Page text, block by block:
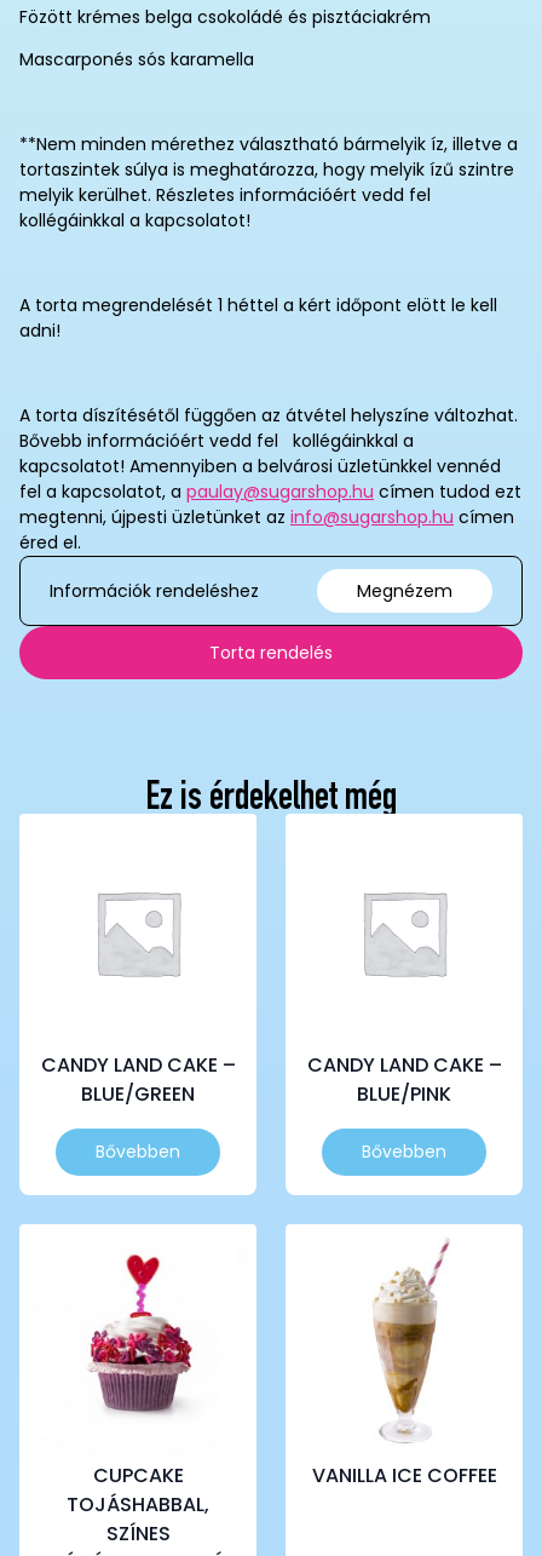
Fözött krémes belga csokoládé és pisztáciakrém
Mascarponés sós karamella
**Nem minden mérethez választható bármelyik íz, illetve a
tortaszintek súlya is meghatározza, hogy melyik ízű szintre
melyik kerülhet. Részletes információért vedd fel
kollégáinkkal a kapcsolatot!
A torta megrendelését 1 héttel a kért időpont elött le kell
adni!
A torta díszítésétől függően az átvétel helyszíne változhat.
Bővebb információért vedd fel kollégáinkkal a
kapcsolatot! Amennyiben a belvárosi üzletünkkel vennéd
fel a kapcsolatot, a paulay@sugarshop.hu címen tudod ezt
megtenni, újpesti üzletünket az info@sugarshop.hu címen
éred el.
Információk rendeléshez
Megnézem
Torta rendelés
Ez is érdekelhet még
CANDY LAND CAKE –
BLUE/GREEN
Bővebben
CANDY LAND CAKE –
BLUE/PINK
Bővebben
CUPCAKE
TOJÁSHABBAL,
SZÍNES
VANILLA ICE COFFEE